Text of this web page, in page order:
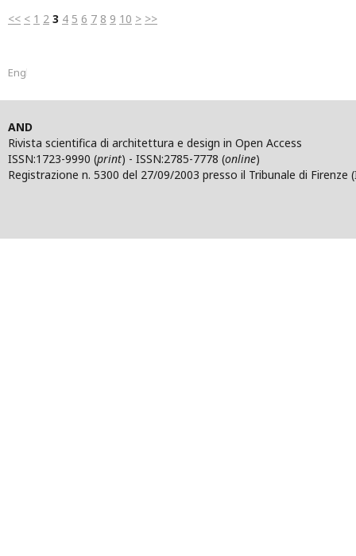
<< < 1 2 3 4 5 6 7 8 9 10 > >>
English
AND
Rivista scientifica di architettura e design in Open Access
ISSN:1723-9990 (print) - ISSN:2785-7778 (online)
Registrazione n. 5300 del 27/09/2003 presso il Tribunale di Firenze